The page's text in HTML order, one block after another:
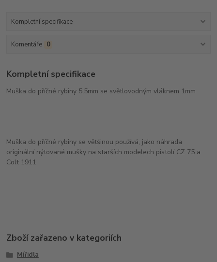
Kompletní specifikace
Komentáře 0
Kompletní specifikace
Muška do příčné rybiny 5,5mm se světlovodným vláknem 1mm
Muška do příčné rybiny se většinou používá, jako náhrada
originální nýtované mušky na starších modelech pistolí CZ 75 a
Colt 1911.
Zboží zařazeno v kategoriích
Mířidla